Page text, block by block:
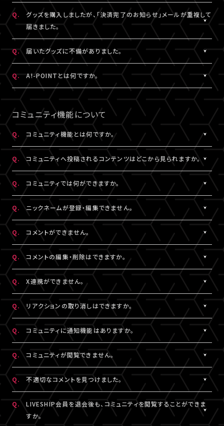
“迷惑メール”として自動振り分け・受信拒否されていないかご確
認ください。
なお、支払番号は支払期限内であれば、「マイページ」内「グッズ購
入情報」にも記載されておりますので、ご確認ください。
A.
「決済完了のお知らせ」メールは、LIVESHIPにご登録のA!-ID（メー
ルアドレス）宛に【@liveship.tokyo】ドメインから配信しておりま
す。 “迷惑メール”として自動振り分け・受信拒否されていないかご
確認ください。
※「決済完了のお知らせ」メールが届いていない場合は、「マイペ
ージ」内「グッズ購入情報」をご確認ください。
Q.
グッズを購入しましたが、「決済完了のお知らせ」メールが重複して
届きました。
「決済完了のお知らせ」メールが2通以上届いた場合、誤ってグッズ
を重複してご購入されている可能性がございます。
詳細を記載のうえ、
こちらよりご連絡ください。
Q. 届いたグッズに不備がありました。
お手数ですが、詳細を記載のうえ、商品到着後14日以内に下記よ
りお問い合わせください。
グッズ配送・お届け済み商品に関して
【A!SMART お問い合わせ窓口】
https://www.asmart.jp/support
Q. A!-POINTとは何ですか。
A.
A!-POINTとは、一部のA!-IDサービスで使える・貯める事ができる
ポイントサービスです。
商品代金(税込)の1％がポイントとなり、商品代金以外の送料/手
数料については、ポイント付与対象外です。
A!-POINTは商品の発送後、約2週間で加算されます。
ポイントの残高、有効期限、付与履歴については
A!-IDサイト
にロ
グイン後、マイページよりご確認いただけます。
なお、LIVESHIPでのポイント利用はできません。A!-POINT・A!-ID
についてはこちら
※ポイントの現金への換金はできません。
※ポイントを他人に譲渡したり、別のA!-IDでの保有ポイントと合
算してご使用いただく事はできません。
※正しくお支払いいただけなかった場合、付与したポイントを回収
させていただく場合がございます。
コミュニティ機能について
Q. コミュニティ機能とは何ですか。
A.
配信視聴ページに投稿される期間限定コンテンツをお楽しみいた
だける機能です。
コミュニティ機能が提供されている配信に限り、対象の視聴チケッ
トを購入したユーザーのみがご利用・閲覧することができます。
なお、各公演・視聴チケット種別によりコミュニティ機能の有無は
異なります。
また、コミュニティごと（配信ごと）に、コンテンツの内容や投稿頻
度などは異なります。予めご了承ください。
Q. コミュニティへ投稿されるコンテンツはどこから見られますか。
A.
対象の視聴チケットを購入したA!-ID（メールアドレス）とパスワー
ドでログインのうえ、配信視聴ページ内「スペシャル」から閲覧する
ことができます。
Q. コミュニティでは何ができますか。
A.
配信視聴ページに投稿される期間限定コンテンツをお楽しみいた
だけるほか、投稿されたコンテンツに対して、コメントやリアクショ
ンをすることができます。
また、他のユーザーのコメントに対してもリアクションをすること
ができます。
Q. ニックネームが登録・編集できません。
A.
コメントをするには、ニックネームの設定が必要です。
ニックネームは「マイページ」内「投稿設定」にて登録・変更が可能
です。
絵文字・機種依存文字等が含まれている場合は登録できませんの
でご注意ください。
なお、ユーザーがニックネームを変更した場合であっても、過去の
コメントのニックネームは変更されず、変更前のニックネームが表
示されます。
※ニックネームの登録・編集は配信視聴ページからも設定いただ
けます。
※チャット機能が設定されている配信では、コミュニティ機能とチ
ャット機能のニックネーム設定は連動されます。
Q. コメントができません。
A. コミュニティ機能ガイドラインに反している可能性がございます。
入力内容を変更してもコメントができない場合は
こちら
にお問い合
わせください。
Q. コメントの編集・削除はできますか。
A.
ご自身のコメントは「削除する」より削除することができます。
ただし、一度投稿済みのコメントを編集することはできません。編
集したい場合は、投稿済みのコメントを削除してから新たにコメン
トしていただく必要がございます。
Q. X連携ができません。
A.
X連携は「マイページ」内「投稿設定」にて設定が可能です。
詳しくは こちらをご確認ください。
※X連携は配信視聴ページからも設定いただけます。
※公演によってはX連携をご利用いただけない場合があります。
Q. リアクションの取り消しはできますか。
A.
ご自身でつけたリアクションは再度「♡」を押していただくことで取
り消しすることができます。
Q. コミュニティに通知機能はありますか。
A.
現在、通知機能はございません。
コンテンツの投稿、コメント、リアクションはユーザーへ通知され
ません。
Q. コミュニティが閲覧できません。
A.
コミュニティが表示されない場合は、コミュニティ機能実施期間外
であるか、対象外の視聴チケットを購入されている可能性がありま
コミュニティの実施有無や、実施期間については、各公演のチケッ
ト販売ページなどでご確認ください。
Q. 不適切なコメントを見つけました。
コミュニティ機能ガイドラインに反するコメントなどを見つけた場
合は、コメント内の「報告する」ボタンより管理者に報告をすること
ができます。
Q.
LIVESHIP会員を退会後も、コミュニティを閲覧することができま
すか。